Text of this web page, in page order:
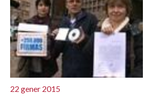
22 gener 2015